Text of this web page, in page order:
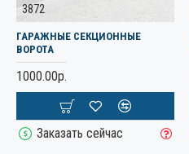
3872
ГАРАЖНЫЕ СЕКЦИОННЫЕ
ВОРОТА
1000.00р.
Заказать сейчас